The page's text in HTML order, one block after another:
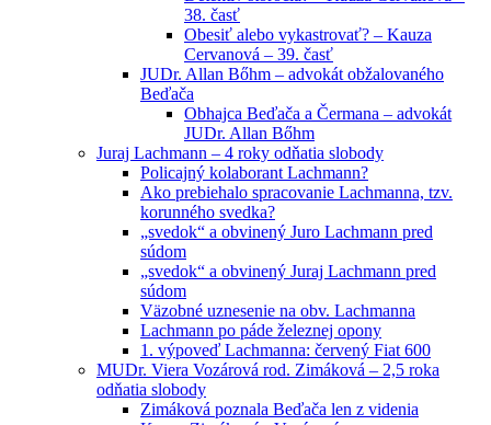
38. časť
Obesiť alebo vykastrovať? – Kauza
Cervanová – 39. časť
JUDr. Allan Bőhm – advokát obžalovaného
Beďača
Obhajca Beďača a Čermana – advokát
JUDr. Allan Bőhm
Juraj Lachmann – 4 roky odňatia slobody
Policajný kolaborant Lachmann?
Ako prebiehalo spracovanie Lachmanna, tzv.
korunného svedka?
„svedok“ a obvinený Juro Lachmann pred
súdom
„svedok“ a obvinený Juraj Lachmann pred
súdom
Väzobné uznesenie na obv. Lachmanna
Lachmann po páde železnej opony
1. výpoveď Lachmanna: červený Fiat 600
MUDr. Viera Vozárová rod. Zimáková – 2,5 roka
odňatia slobody
Zimáková poznala Beďača len z videnia